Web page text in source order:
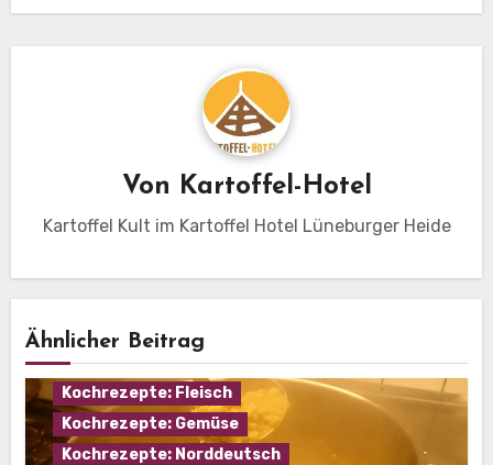
Von Kartoffel-Hotel
Kartoffel Kult im Kartoffel Hotel Lüneburger Heide
Ähnlicher Beitrag
Eintopf
Hausmannskost
Kochrezepte: Fleisch
Kochrezepte: Gemüse
Kochrezepte: Norddeutsch